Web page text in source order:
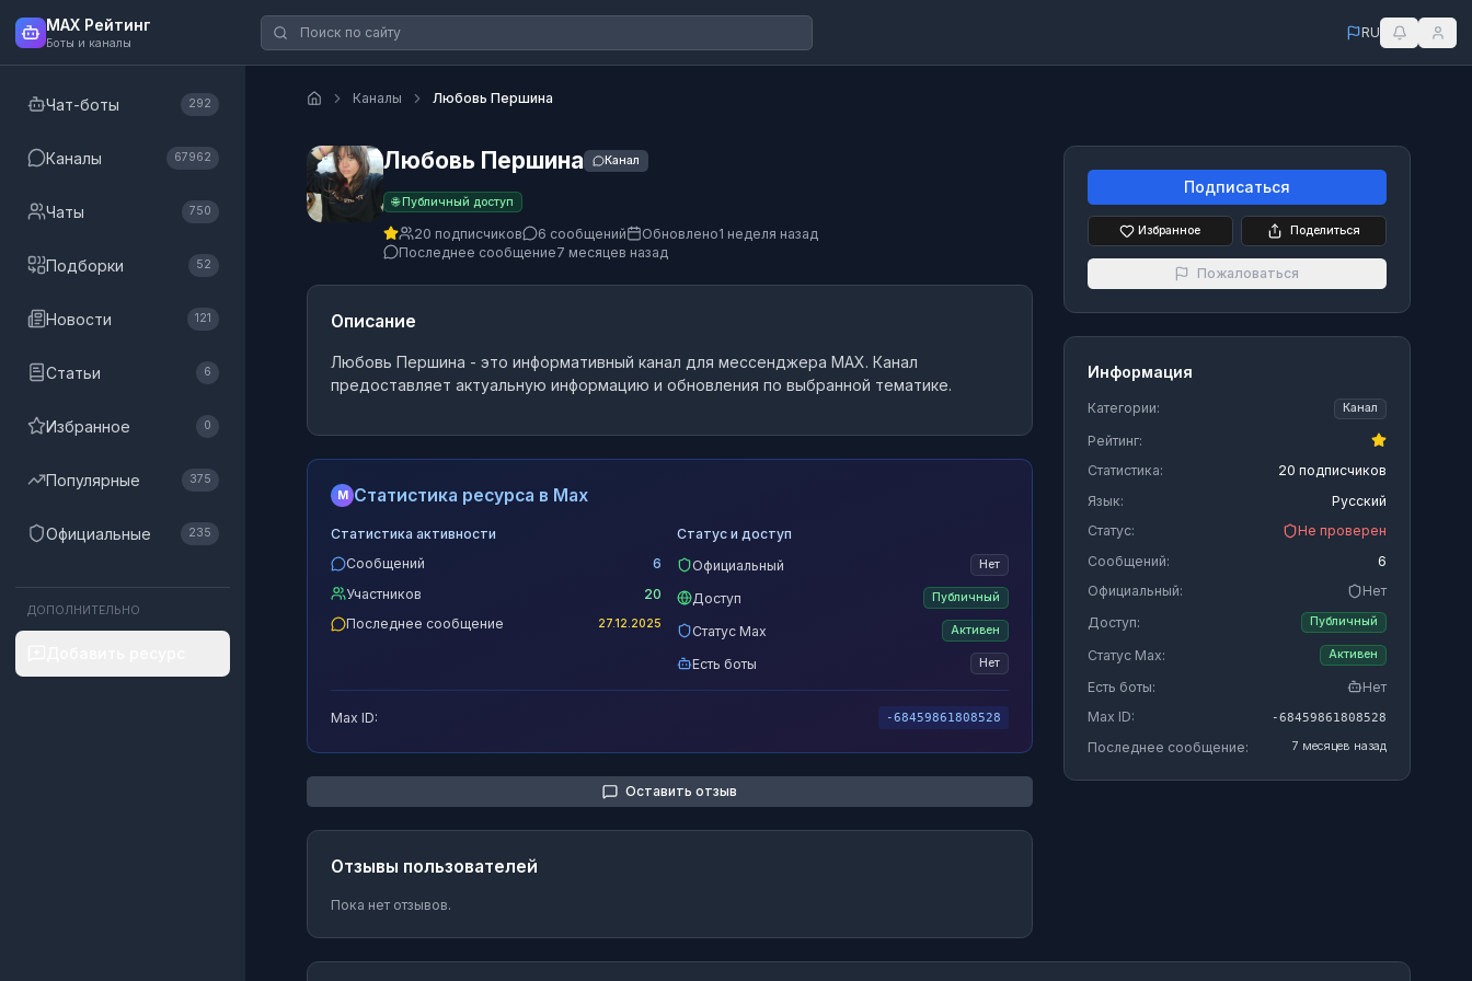
MAX Рейтинг
Боты и каналы
Чат-боты 292
Каналы 67962
Чаты 750
Подборки 52
Новости 121
Статьи 6
Избранное 0
Популярные 375
Официальные 235
ДОПОЛНИТЕЛЬНО
RU
Каналы Любовь Першина
Любовь Першина Канал
🌐 Публичный доступ
20 подписчиков 6 сообщений Обновлено1 неделя назад
Последнее сообщение7 месяцев назад
Описание
Любовь Першина - это информативный канал для мессенджера MAX. Канал
предоставляет актуальную информацию и обновления по выбранной тематике.
M Статистика ресурса в Max
Статистика активности
Сообщений
6
Участников
20
Последнее сообщение
27.12.2025
Статус и доступ
Официальный
Нет
Доступ Публичный
Статус Max Активен
Есть боты Нет
Max ID: -68459861808528
Оставить отзыв
Отзывы пользователей
Пока нет отзывов.
Подписаться
Избранное Поделиться
Пожаловаться
Информация
Категории: Канал
Рейтинг:
Статистика:
20 подписчиков
Язык:
Русский
Статус:
Не проверен
Сообщений:
6
Официальный:
Нет
Доступ:
Публичный
Статус Max: Активен
Есть боты:
Нет
Max ID:
-68459861808528
Последнее сообщение: 7 месяцев назад